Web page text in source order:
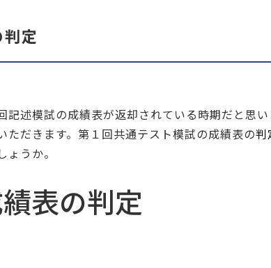
定
記述模試の成績表が返却されている時期だと思
ただきます。第１回共通テスト模試の成績表の判
うか。
表の判定